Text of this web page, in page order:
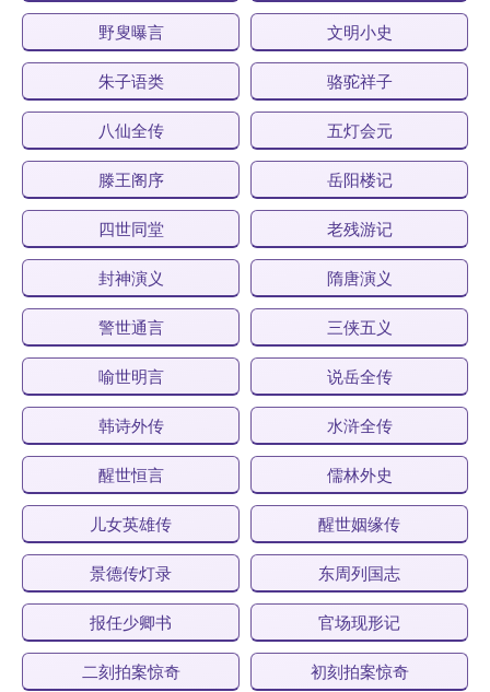
野叟曝言 文明小史
朱子语类 骆驼祥子
八仙全传 五灯会元
滕王阁序 岳阳楼记
四世同堂 老残游记
封神演义 隋唐演义
警世通言 三侠五义
喻世明言 说岳全传
韩诗外传 水浒全传
醒世恒言 儒林外史
儿女英雄传 醒世姻缘传
景德传灯录 东周列国志
报任少卿书 官场现形记
二刻拍案惊奇 初刻拍案惊奇